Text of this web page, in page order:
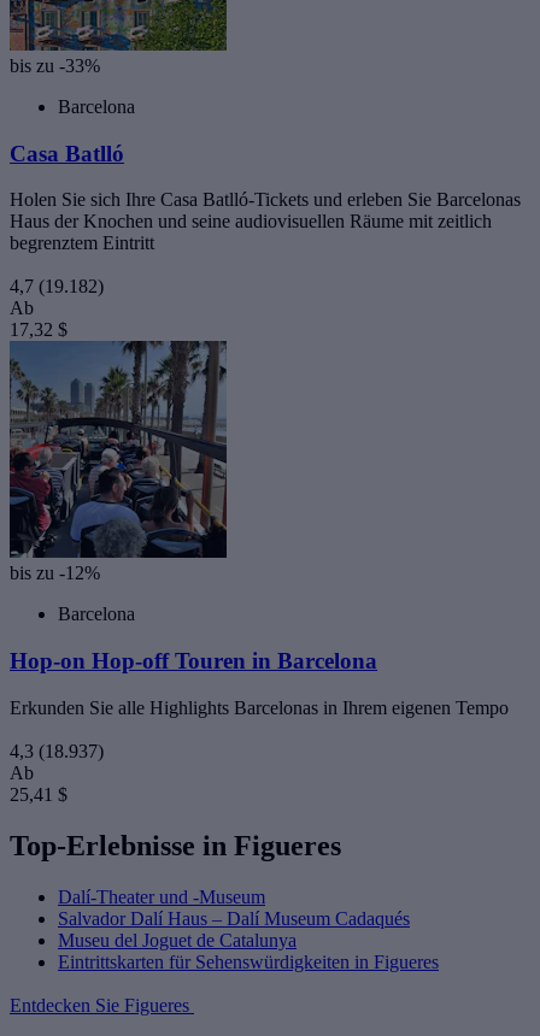
bis zu -33%
Barcelona
Casa Batlló
Holen Sie sich Ihre Casa Batlló-Tickets und erleben Sie Barcelonas
Haus der Knochen und seine audiovisuellen Räume mit zeitlich
begrenztem Eintritt
4,7 (19.182)
Ab
17,32 $
bis zu -12%
Barcelona
Hop-on Hop-off Touren in Barcelona
Erkunden Sie alle Highlights Barcelonas in Ihrem eigenen Tempo
4,3 (18.937)
Ab
25,41 $
Top-Erlebnisse in Figueres
Dalí-Theater und -Museum
Salvador Dalí Haus – Dalí Museum Cadaqués
Museu del Joguet de Catalunya
Eintrittskarten für Sehenswürdigkeiten in Figueres
Entdecken Sie Figueres